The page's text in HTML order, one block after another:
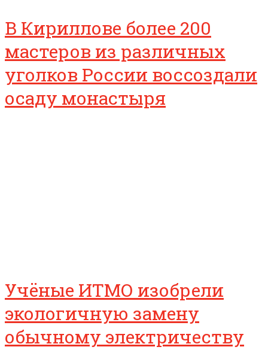
В Кириллове более 200
мастеров из различных
уголков России воссоздали
осаду монастыря
Учёные ИТМО изобрели
экологичную замену
обычному электричеству